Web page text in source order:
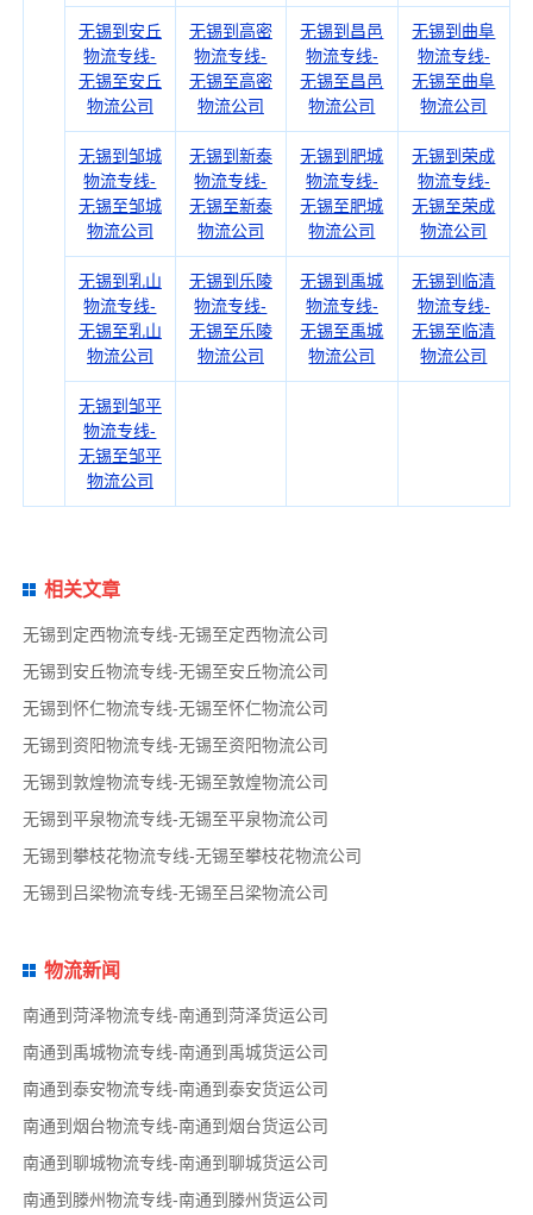
无锡到安丘
物流专线-
无锡至安丘
物流公司
无锡到高密
物流专线-
无锡至高密
物流公司
无锡到昌邑
物流专线-
无锡至昌邑
物流公司
无锡到曲阜
物流专线-
无锡至曲阜
物流公司
无锡到邹城
物流专线-
无锡至邹城
物流公司
无锡到新泰
物流专线-
无锡至新泰
物流公司
无锡到肥城
物流专线-
无锡至肥城
物流公司
无锡到荣成
物流专线-
无锡至荣成
物流公司
无锡到乳山
物流专线-
无锡至乳山
物流公司
无锡到乐陵
物流专线-
无锡至乐陵
物流公司
无锡到禹城
物流专线-
无锡至禹城
物流公司
无锡到临清
物流专线-
无锡至临清
物流公司
无锡到邹平
物流专线-
无锡至邹平
物流公司
相关文章
无锡到定西物流专线-无锡至定西物流公司
无锡到安丘物流专线-无锡至安丘物流公司
无锡到怀仁物流专线-无锡至怀仁物流公司
无锡到资阳物流专线-无锡至资阳物流公司
无锡到敦煌物流专线-无锡至敦煌物流公司
无锡到平泉物流专线-无锡至平泉物流公司
无锡到攀枝花物流专线-无锡至攀枝花物流公司
无锡到吕梁物流专线-无锡至吕梁物流公司
物流新闻
南通到菏泽物流专线-南通到菏泽货运公司
南通到禹城物流专线-南通到禹城货运公司
南通到泰安物流专线-南通到泰安货运公司
南通到烟台物流专线-南通到烟台货运公司
南通到聊城物流专线-南通到聊城货运公司
南通到滕州物流专线-南通到滕州货运公司